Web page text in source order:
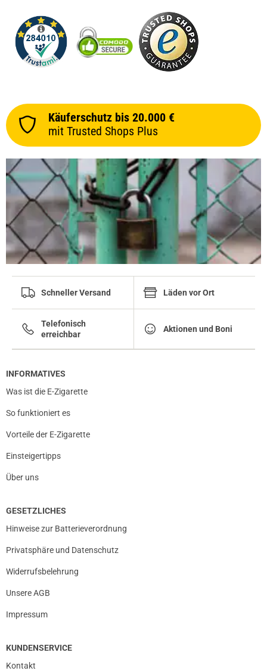
prev next
Käuferschutz bis 20.000 €
mit Trusted Shops Plus
Schneller Versand Läden vor Ort
Telefonisch
erreichbar
Aktionen und Boni
INFORMATIVES
Was ist die E-Zigarette
So funktioniert es
Vorteile der E-Zigarette
Einsteigertipps
Über uns
GESETZLICHES
Hinweise zur Batterieverordnung
Privatsphäre und Datenschutz
Widerrufsbelehrung
Unsere AGB
Impressum
KUNDENSERVICE
Kontakt